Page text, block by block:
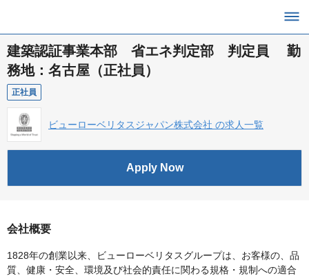
建築認証事業本部 省エネ判定部 判定員 勤
務地：名古屋（正社員）
正社員
ビューローベリタスジャパン株式会社 の求人一覧
Apply Now
会社概要
1828年の創業以来、ビューローベリタスグループは、お客様の、品
質、健康・安全、環境及び社会的責任に関わる規格・規制への適合